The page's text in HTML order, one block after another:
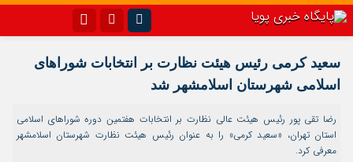
سروش
آپارات اپلیکیشن
سعید کرمی رئیس هیئت نظارت بر انتخابات شوراهای
اسلامی شهرستان اسلامشهر شد
رضا تقی پور رئیس هیئت عالی نظارت بر انتخابات هفتمین دوره شوراهای اسلامی
استان تهران، «سعید کرمی» را به عنوان رئیس هیئت نظارت شهرستان اسلامشهر
معرفی کرد.